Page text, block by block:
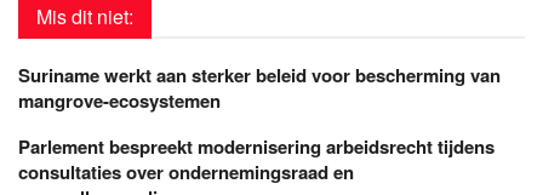
Mis dit niet:
Suriname werkt aan sterker beleid voor bescherming van
mangrove-ecosystemen
Parlement bespreekt modernisering arbeidsrecht tijdens
consultaties over ondernemingsraad en